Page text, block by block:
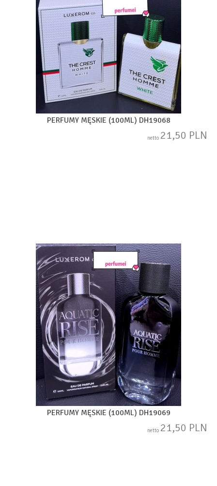
PERFUMY MĘSKIE (100ML) DH19068
netto 21,50 PLN
PERFUMY MĘSKIE (100ML) DH19069
netto 21,50 PLN